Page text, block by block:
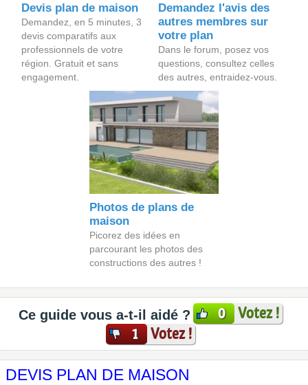
Devis plan de maison
Demandez, en 5 minutes, 3
devis comparatifs aux
professionnels de votre
région. Gratuit et sans
engagement.
Demandez l'avis des
autres membres sur
votre plan
Dans le forum, posez vos
questions, consultez celles
des autres, entraidez-vous.
Photos de plans de
maison
Picorez des idées en
parcourant les photos des
constructions des autres !
Ce guide vous a-t-il aidé ? 0 Votez !
1 Votez !
DEVIS PLAN DE MAISON